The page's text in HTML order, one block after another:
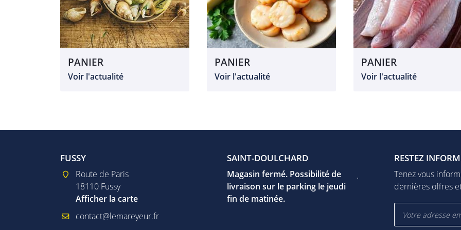
PANIER
Voir l'actualité
PANIER
Voir l'actualité
PANIER
Voir l'actualité
FUSSY
Route de Paris
18110 Fussy
Afficher la carte
MEHUN-SUR-YÈVRE
119 Rue Jeanne d'arc
18500 Mehun-Sur-Yèvre
Afficher la carte
17 rue Léo Mérigot
18100 Vierzon
Vendredi
09h00 - 12h30
15h00 - 19h00
Samedi
SAINT-DOULCHARD
Magasin fermé. Possibilité de
livraison sur le parking le jeudi
fin de matinée.
15h00 - 19h00
09h00 - 12h30
15h00 - 19h00
RESTEZ
Tenez vous
dernières offres